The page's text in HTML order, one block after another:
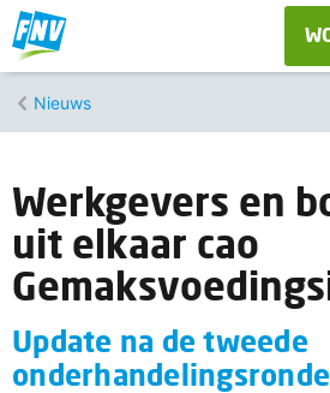
Nieuws
Werkgevers en
uit elkaar cao
Update na de tweede
onderhandelingsronde